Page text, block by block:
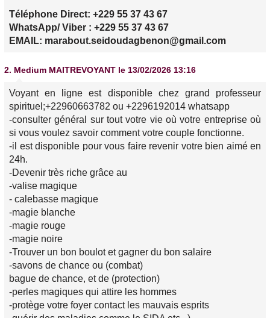
Téléphone Direct: +229 55 37 43 67
WhatsApp/ Viber : +229 55 37 43 67
EMAIL: marabout.seidoudagbenon@gmail.com
2. Medium MAITREVOYANT le 13/02/2026 13:16
Voyant en ligne est disponible chez grand professeur
spirituel;+22960663782 ou +2296192014 whatsapp
-consulter général sur tout votre vie où votre entreprise où
si vous voulez savoir comment votre couple fonctionne.
-il est disponible pour vous faire revenir votre bien aimé en
24h.
-Devenir très riche grâce au
-valise magique
- calebasse magique
-magie blanche
-magie rouge
-magie noire
-Trouver un bon boulot et gagner du bon salaire
-savons de chance ou (combat)
bague de chance, et de (protection)
-perles magiques qui attire les hommes
-protège votre foyer contact les mauvais esprits